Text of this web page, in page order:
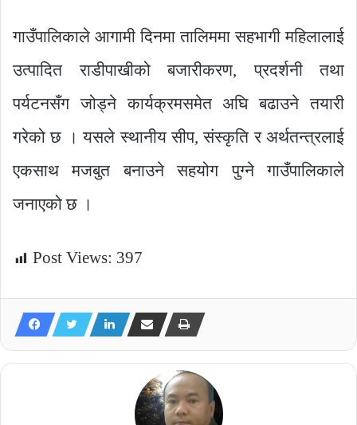
गाउँपालिकाले आगामी दिनमा तालिममा सहभागी महिलालाई
उत्पादित राडीपाखीको बजारीकरण, प्रदर्शनी तथा
पर्यटनसँग जोड्ने कार्यक्रमसमेत अघि बढाउने तयारी
गरेको छ । यसले स्थानीय सीप, संस्कृति र अर्थतन्त्रलाई
एकसाथ मजबुत बनाउने सहयोग पुग्ने गाउँपालिकाले
जनाएको छ ।
Post Views: 397